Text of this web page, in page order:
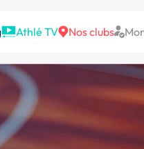
Athlé TV Nos clubs